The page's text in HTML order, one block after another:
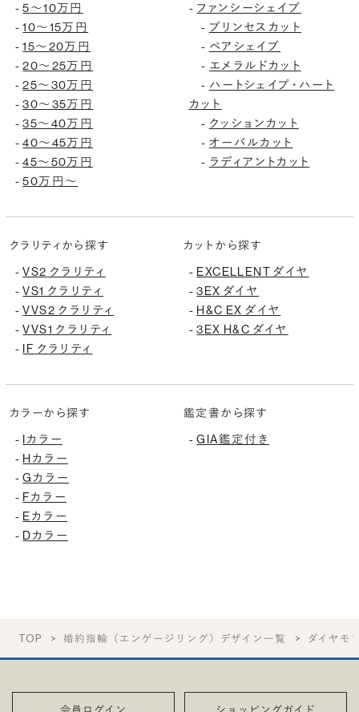
-5〜10万円
-10〜15万円
-15〜20万円
-20〜25万円
-25〜30万円
-30〜35万円
-35〜40万円
-40〜45万円
-45〜50万円
-50万円〜
- ファンシーシェイプ
- プリンセスカット
- ペアシェイプ
- エメラルドカット
- ハートシェイプ・ハート
カット
- クッションカット
- オーバルカット
- ラディアントカット
クラリティから探す
-VS2 クラリティ
-VS1 クラリティ
-VVS2 クラリティ
-VVS1 クラリティ
-
IF クラリティ
カットから探す
- EXCELLENT ダイヤ
-3EX ダイヤ
- H&C EX ダイヤ
-3EX H&C ダイヤ
カラーから探す
-
Iカラー
- Hカラー
-Gカラー
- Fカラー
- Eカラー
- Dカラー
鑑定書から探す
-GIA鑑定付き
TOP 婚約指輪（エンゲージリング）デザイン一覧 ダイヤモ